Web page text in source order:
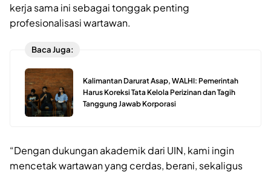
kerja sama ini sebagai tonggak penting
profesionalisasi wartawan.
Baca Juga:
Kalimantan Darurat Asap, WALHI: Pemerintah
Harus Koreksi Tata Kelola Perizinan dan Tagih
Tanggung Jawab Korporasi
“Dengan dukungan akademik dari UIN, kami ingin
mencetak wartawan yang cerdas, berani, sekaligus